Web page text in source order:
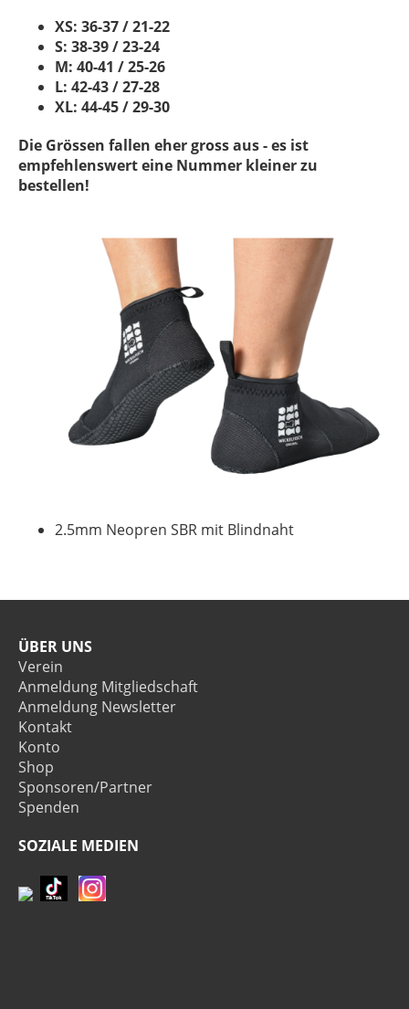
XS: 36-37 / 21-22
S: 38-39 / 23-24
M: 40-41 / 25-26
L: 42-43 / 27-28
XL: 44-45 / 29-30
Die Grössen fallen eher gross aus - es ist
empfehlenswert eine Nummer kleiner zu
bestellen!
2.5mm Neopren SBR mit Blindnaht
ÜBER UNS
Verein
Anmeldung Mitgliedschaft
Anmeldung Newsletter
Kontakt
Konto
Shop
Sponsoren/Partner
Spenden
SOZIALE MEDIEN